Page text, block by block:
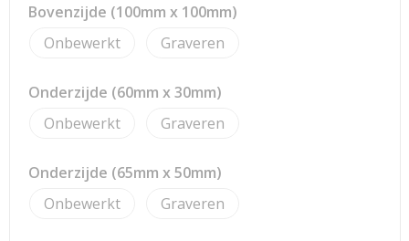
Trolleys
Bovenzijde (100mm x 100mm)
Onbewerkt
Graveren
Onderzijde (60mm x 30mm)
Onbewerkt
Graveren
Onderzijde (65mm x 50mm)
Onbewerkt
Graveren